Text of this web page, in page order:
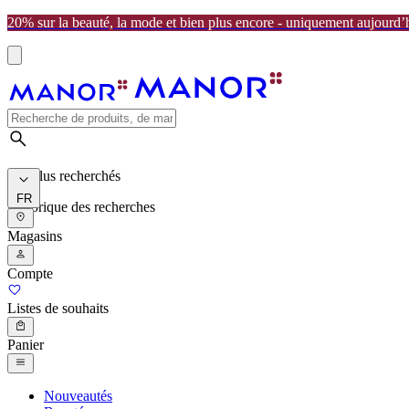
20% sur la beauté, la mode et bien plus encore - uniquement
Les plus recherchés
Historique des recherches
FR
Magasins
Compte
Listes de souhaits
Panier
Nouveautés